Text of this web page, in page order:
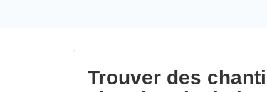
Trouver des